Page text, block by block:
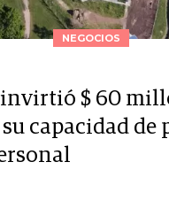
NEGOCIOS
$ 60
capacidad de